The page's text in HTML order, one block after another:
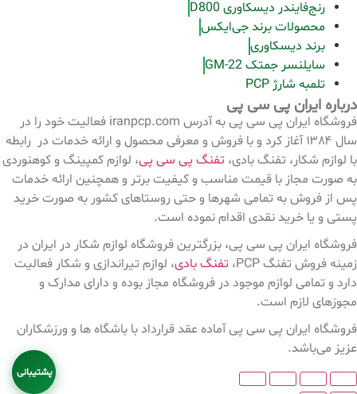
پشتیبانی
رنج‌فایندر دیسکاوری D800
محصولات برند جی‌ایکس
برند دیسکاوری
سایلنسر جمتک GM-22
تلمبه شارژ PCP
درباره ایران پی سی پی
فروشگاه ایران پی سی پی به آدرس iranpcp.com فعالیت خود را در
سال ۱۳۸۴ آغاز کرد و با فروش و معرفی محصول و ارائه خدمات در رابطه
با لوازم شکار، تفنگ بادی، تفنگ پی سی پی، لوازم کمپینگ و کوهنوردی
به صورت مجاز با قیمت مناسب و کیفیت برتر و همچنین ارائه خدمات
پس از فروش به تمامی شهرها و حتی روستاهای کشور به صورت خرید
پستی و یا خرید نقدی اقدام نموده است.
فروشگاه ایران پی سی پی، بزرگترین فروشگاه لوازم شکار در ایران در
زمینه فروش تفنگ PCP،
تفنگ بادی، لوازم تیراندازی و شکار فعالیت
دارد و تمامی لوازم موجود در فروشگاه مجاز بوده و دارای مدارک و
مجوزهای لازم است.
فروشگاه ایران پی سی پی آماده عقد قرارداد با باشگاه ها و ورزشکاران
عزیز می‌باشد.